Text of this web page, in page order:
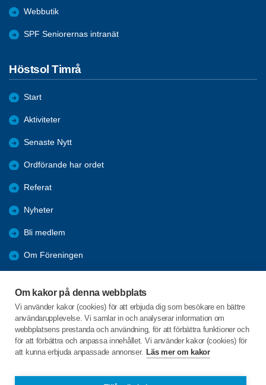
Om kakor på denna webbplats
Vi använder kakor (cookies) för att erbjuda dig som besökare en bättre
användarupplevelse. Vi samlar in och analyserar information om
webbplatsens prestanda och användning, för att förbättra funktioner och
för att förbättra och anpassa innehållet. Vi använder kakor (cookies) för
att kunna erbjuda anpassade annonser. Läs mer om kakor
Webbutik
SPF Seniorernas intranät
Höstsol Timrå
Start
Aktiviteter
Senaste Nytt
Ordförande har ordet
Referat
Nyheter
Bli medlem
Om Föreningen
Bli vänmedlem
C/o:Carina Rhodin Nilsson